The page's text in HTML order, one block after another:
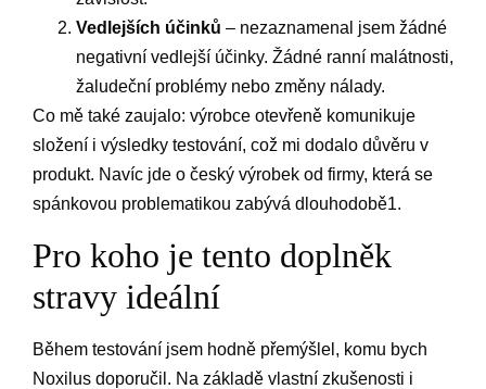
Vedlejších účinků – nezaznamenal jsem žádné
negativní vedlejší účinky. Žádné ranní malátnosti,
žaludeční problémy nebo změny nálady.
Co mě také zaujalo: výrobce otevřeně komunikuje
složení i výsledky testování, což mi dodalo důvěru v
produkt. Navíc jde o český výrobek od firmy, která se
spánkovou problematikou zabývá dlouhodobě1.
Pro koho je tento doplněk
stravy ideální
Během testování jsem hodně přemýšlel, komu bych
Noxilus doporučil. Na základě vlastní zkušenosti i